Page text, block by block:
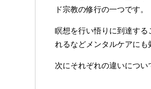
ド宗教の修行の一つです。
瞑想を行い悟りに到達す
れるなどメンタルケアにも
次にそれぞれの違いについ